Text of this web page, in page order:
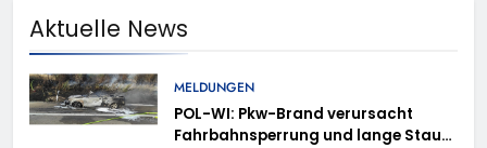
Aktuelle News
MELDUNGEN
POL-WI: Pkw-Brand verursacht
Fahrbahnsperrung und lange Staus